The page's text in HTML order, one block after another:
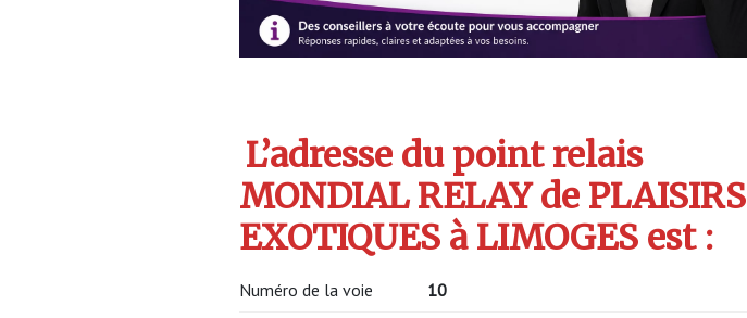
L’adresse du point relais
MONDIAL RELAY de PLAISIRS
EXOTIQUES à LIMOGES est :
Numéro de la voie 10